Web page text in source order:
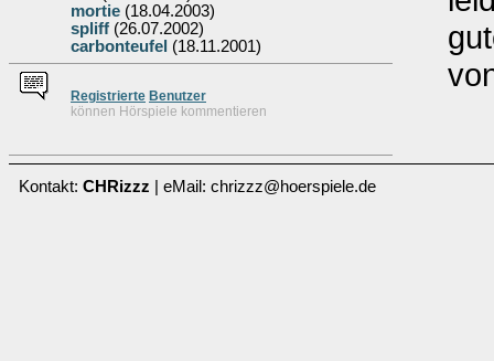
mortie (18.04.2003)
spliff (26.07.2002)
carbonteufel (18.11.2001)
Registrierte Benutzer
können Hörspiele kommentieren
Kontakt: CHRizzz | eMail: chrizzz@hoerspiele.de